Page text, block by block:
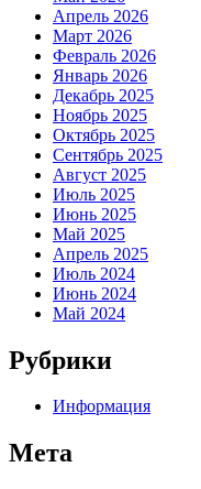
Апрель 2026
Март 2026
Февраль 2026
Январь 2026
Декабрь 2025
Ноябрь 2025
Октябрь 2025
Сентябрь 2025
Август 2025
Июль 2025
Июнь 2025
Май 2025
Апрель 2025
Июль 2024
Июнь 2024
Май 2024
Рубрики
Информация
Мета